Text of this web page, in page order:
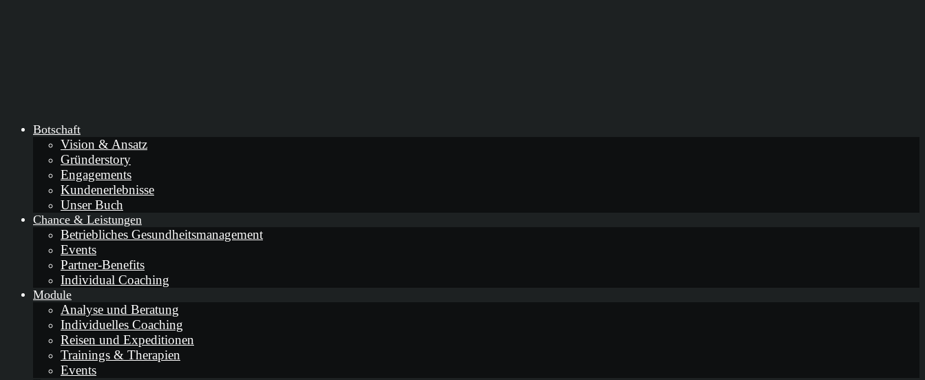
Botschaft
Vision & Ansatz
Gründerstory
Engagements
Kundenerlebnisse
Unser Buch
Chance & Leistungen
Betriebliches Gesundheitsmanagement
Events
Partner-Benefits
Individual Coaching
Module
Analyse und Beratung
Individuelles Coaching
Reisen und Expeditionen
Trainings & Therapien
Events